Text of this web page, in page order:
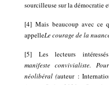
sourcilleuse sur la démocratie
[4]Mais beaucoup avec ce
appelleLe courage de la
[5]Les lecteurs
manifeste convivialiste.
néolibéral (auteur :